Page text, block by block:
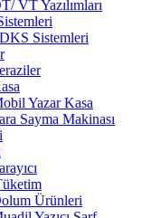
VT Yazılımları
Sistemleri
Yazar Kasa
Sayma Makinası
Ürünleri